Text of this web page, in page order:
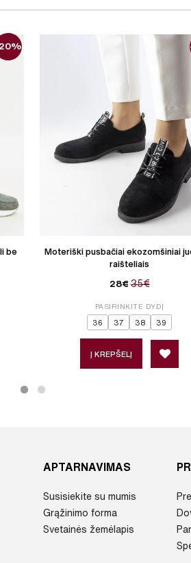
be
Moteriški pusbačiai ekozomšiniai
raišteliais
28€ 35€
PASIRINKITE DYDĮ
36 37 38 39
Į KREPŠELĮ
APTARNAVIMAS
Susisiekite su mumis
Grąžinimo forma
Svetainės žemėlapis